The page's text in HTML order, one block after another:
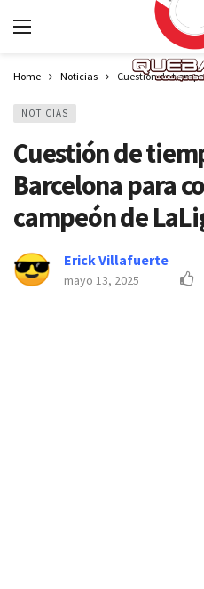
Home Noticias Cuestión de
NOTICIAS
Cuestión de
Barcelona para
campeón de
Erick Villafuerte
mayo 13, 2025